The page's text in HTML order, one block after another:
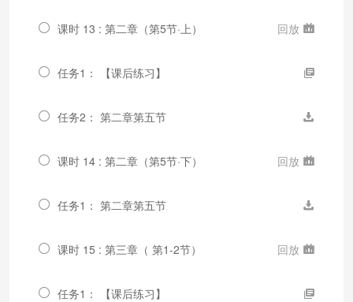
课时 13 : 第二章（第5节·上） 回放
任务1： 【课后练习】
任务2： 第二章第五节
课时 14 : 第二章（第5节·下） 回放
任务1： 第二章第五节
课时 15 : 第三章（ 第1-2节） 回放
任务1： 【课后练习】